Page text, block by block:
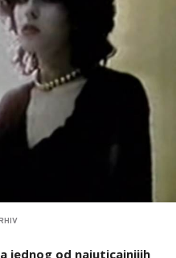
jednog od najuticajnijih